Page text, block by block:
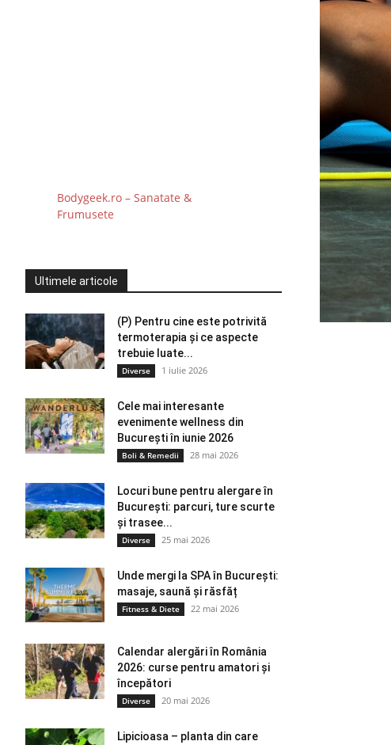
Bodygeek.ro – Sanatate &
Frumusete
Ultimele articole
(P) Pentru cine este potrivită
termoterapia și ce aspecte
trebuie luate...
Diverse 1 iulie 2026
Cele mai interesante
evenimente wellness din
București în iunie 2026
Boli & Remedii 28 mai 2026
Locuri bune pentru alergare în
București: parcuri, ture scurte
și trasee...
Diverse 25 mai 2026
Unde mergi la SPA în București:
masaje, saună și răsfăț
Fitness & Diete 22 mai 2026
Calendar alergări în România
2026: curse pentru amatori și
începători
Diverse 20 mai 2026
Lipicioasa – planta din care